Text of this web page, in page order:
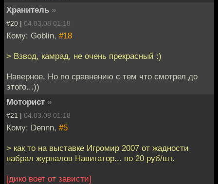
Хранитель »
#20 | 04.03.08 01:18
Кому: Goblin, #18
> Взвод, камрад, не очень прекрасный :)
Наверное. Но по сравнению с тем что смотрел до
этого...))
Моторист »
#21 | 04.03.08 01:18
Кому: Dennn, #5
> как то на выставке Игромир 2007 от жадности
набрал журналов Навигатор... по 20 руб/шт.
[дико воет от зависти]